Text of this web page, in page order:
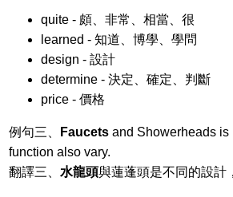
quite - 頗、非常、相當、很
learned - 知道、博學、學問
design - 設計
determine - 決定、確定、判斷
price - 價格
例句三、 Faucets and Showerheads is
function also vary.
翻譯三、 水龍頭與蓮蓬頭是不同的設計